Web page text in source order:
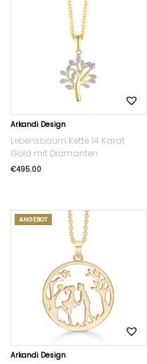
Arkandi Design
Lebensbaum Kette 14 Karat
Gold mit Diamanten
€495.00
ANGEBOT
Arkandi Design